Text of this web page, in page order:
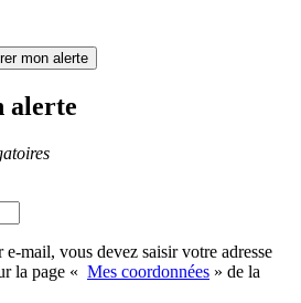
mon alerte
alerte
mail, vous devez saisir votre adresse
la page « Mes coordonnées » de la